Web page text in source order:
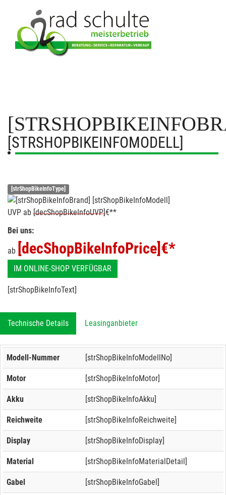
[STRSHOPBIKEINFOMODELL]
[strShopBikeInfoType]
UVP ab [decShopBikeInfoUVP]€**
Bei uns:
ab [decShopBikeInfoPrice] €*
IM ONLINE-SHOP VERFÜGBAR
[strShopBikeInfoText]
Technische Details Leasinganbieter
Modell-Nummer [strShopBikeInfoModellNo]
Motor [strShopBikeInfoMotor]
Akku [strShopBikeInfoAkku]
Reichweite [strShopBikeInfoReichweite]
Display [strShopBikeInfoDisplay]
Material [strShopBikeInfoMaterialDetail]
Gabel [strShopBikeInfoGabel]